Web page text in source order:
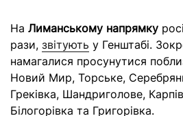
На Лиманському напрямку
рази, звітують у Генштабі.
намагалися просунутися
Новий Мир, Торське,
Греківка, Шандриголове,
Білогорівка та Григорівка.